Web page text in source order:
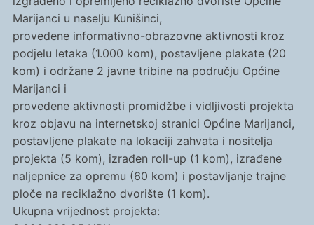
Marijanci u naselju Kunišinci,
provedene informativno-obrazovne aktivnosti kroz
podjelu letaka (1.000 kom), postavljene plakate (20
kom) i održane 2 javne tribine na području Općine
Marijanci i
provedene aktivnosti promidžbe i vidljivosti projekta
kroz objavu na internetskoj stranici Općine Marijanci,
postavljene plakate na lokaciji zahvata i nositelja
projekta (5 kom), izrađen roll-up (1 kom), izrađene
naljepnice za opremu (60 kom) i postavljanje trajne
ploče na reciklažno dvorište (1 kom).
Ukupna vrijednost projekta: